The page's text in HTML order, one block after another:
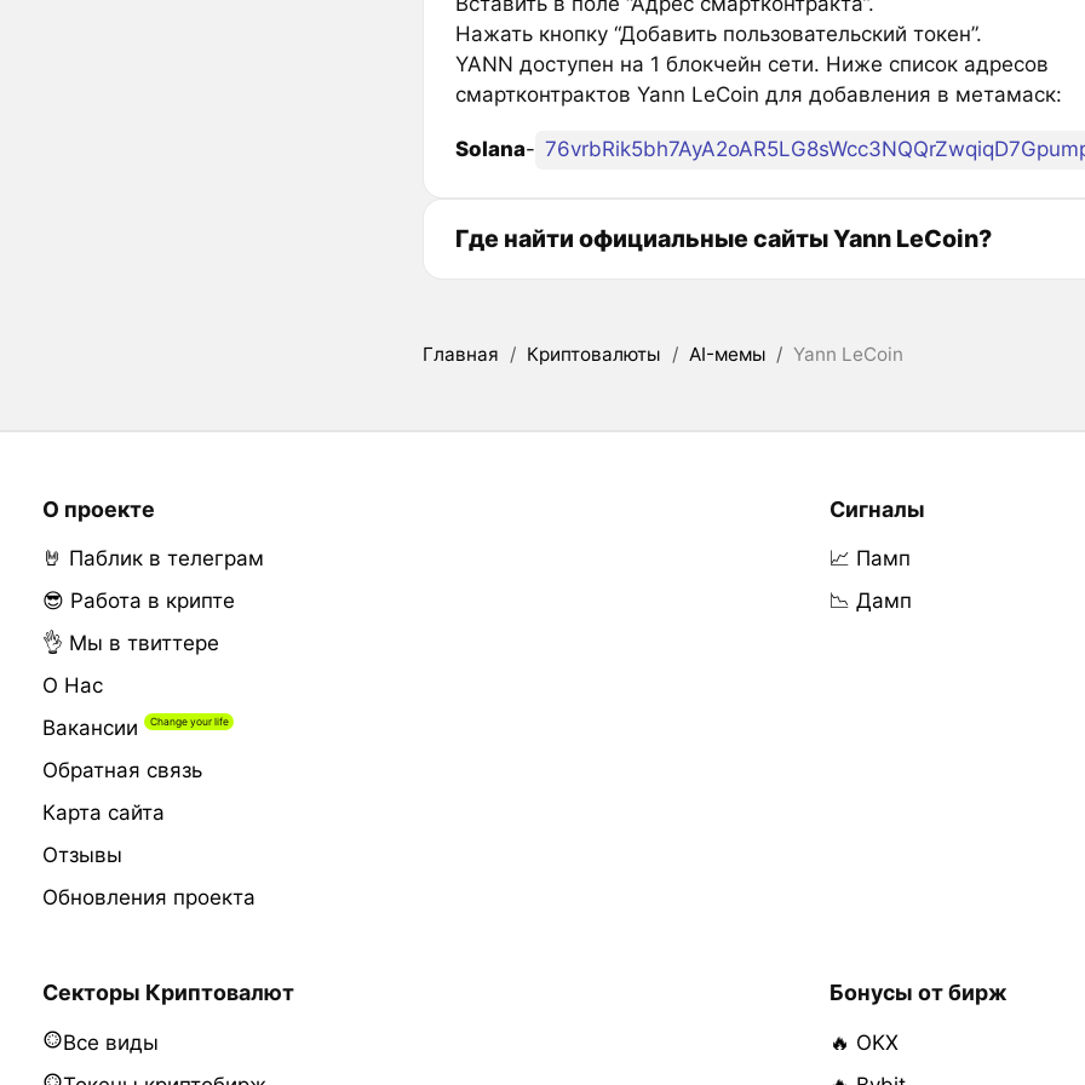
Нажать кнопку “Добавить пользовательский токен”.
YANN доступен на 1 блокчейн сети. Ниже список адресов
смартконтрактов Yann LeCoin для добавления в метамаск:
Solana-
Где найти официальные сайты Yann LeCoin?
Главная / Криптовалюты / AI-мемы / Yann LeCoin
О проекте
🤘 Паблик в телеграм
😎 Работа в крипте
👌 Мы в твиттере
О Нас
Вакансии
Обратная связь
Карта сайта
Отзывы
Обновления проекта
Сигналы
📈 Памп
📉 Дамп
Секторы Криптовалют
Все виды
Бонусы от бирж
🔥 OKX